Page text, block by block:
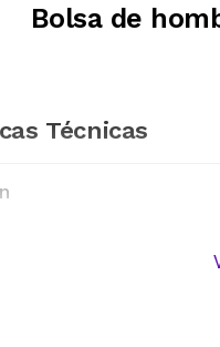
Bolsa de
Técnicas